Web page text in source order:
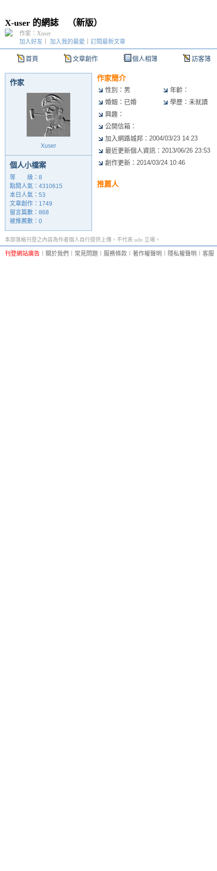
X-user 的網誌 （新版）
首頁 文章創作 個人相簿 訪客簿
加入好友 加入我的最愛 訂閱最新文章
作家：Xuser
作家
Xuser
個人小檔案
等 級：8
點閱人氣：4310615
本日人氣：53
文章創作：1749
留言篇數：868
被推薦數： 0
作家簡介
性別：男
年齡：
婚姻：已婚
學歷：未就讀
興趣：
公開信箱：
加入網路城邦：2004/03/23 14:23
最近更新個人資訊：2013/06/26 23:53
創作更新：2014/03/24 10:46
推薦人
本部落格刊登之內容為作者個人自行提供上傳，不代表 udn 立場。
刊登網站廣告 關於我們 常見問題 服務條款 著作權聲明 隱私權聲明 客服